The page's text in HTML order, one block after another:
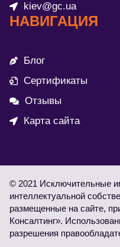
kiev@gc.ua
НАВИГАЦИЯ
Блог
Сертификаты
Отзывы
Карта сайта
© 2021 Исключительные
интеллектуальной
размещенные на сайте,
Консалтинг».
разрешения